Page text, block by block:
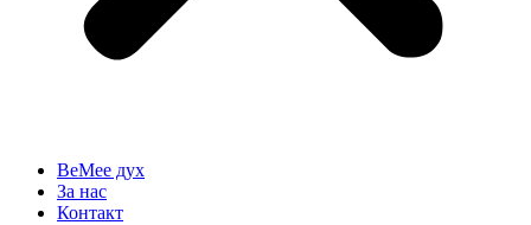
BeMee дух
За нас
Контакт